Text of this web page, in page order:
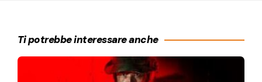
Ti potrebbe interessare anche